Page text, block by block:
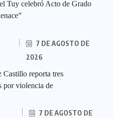
Tuy celebró Acto de Grado
7 DE AGOSTO DE
2026
Castillo reporta tres
por violencia de
7 DE AGOSTO DE